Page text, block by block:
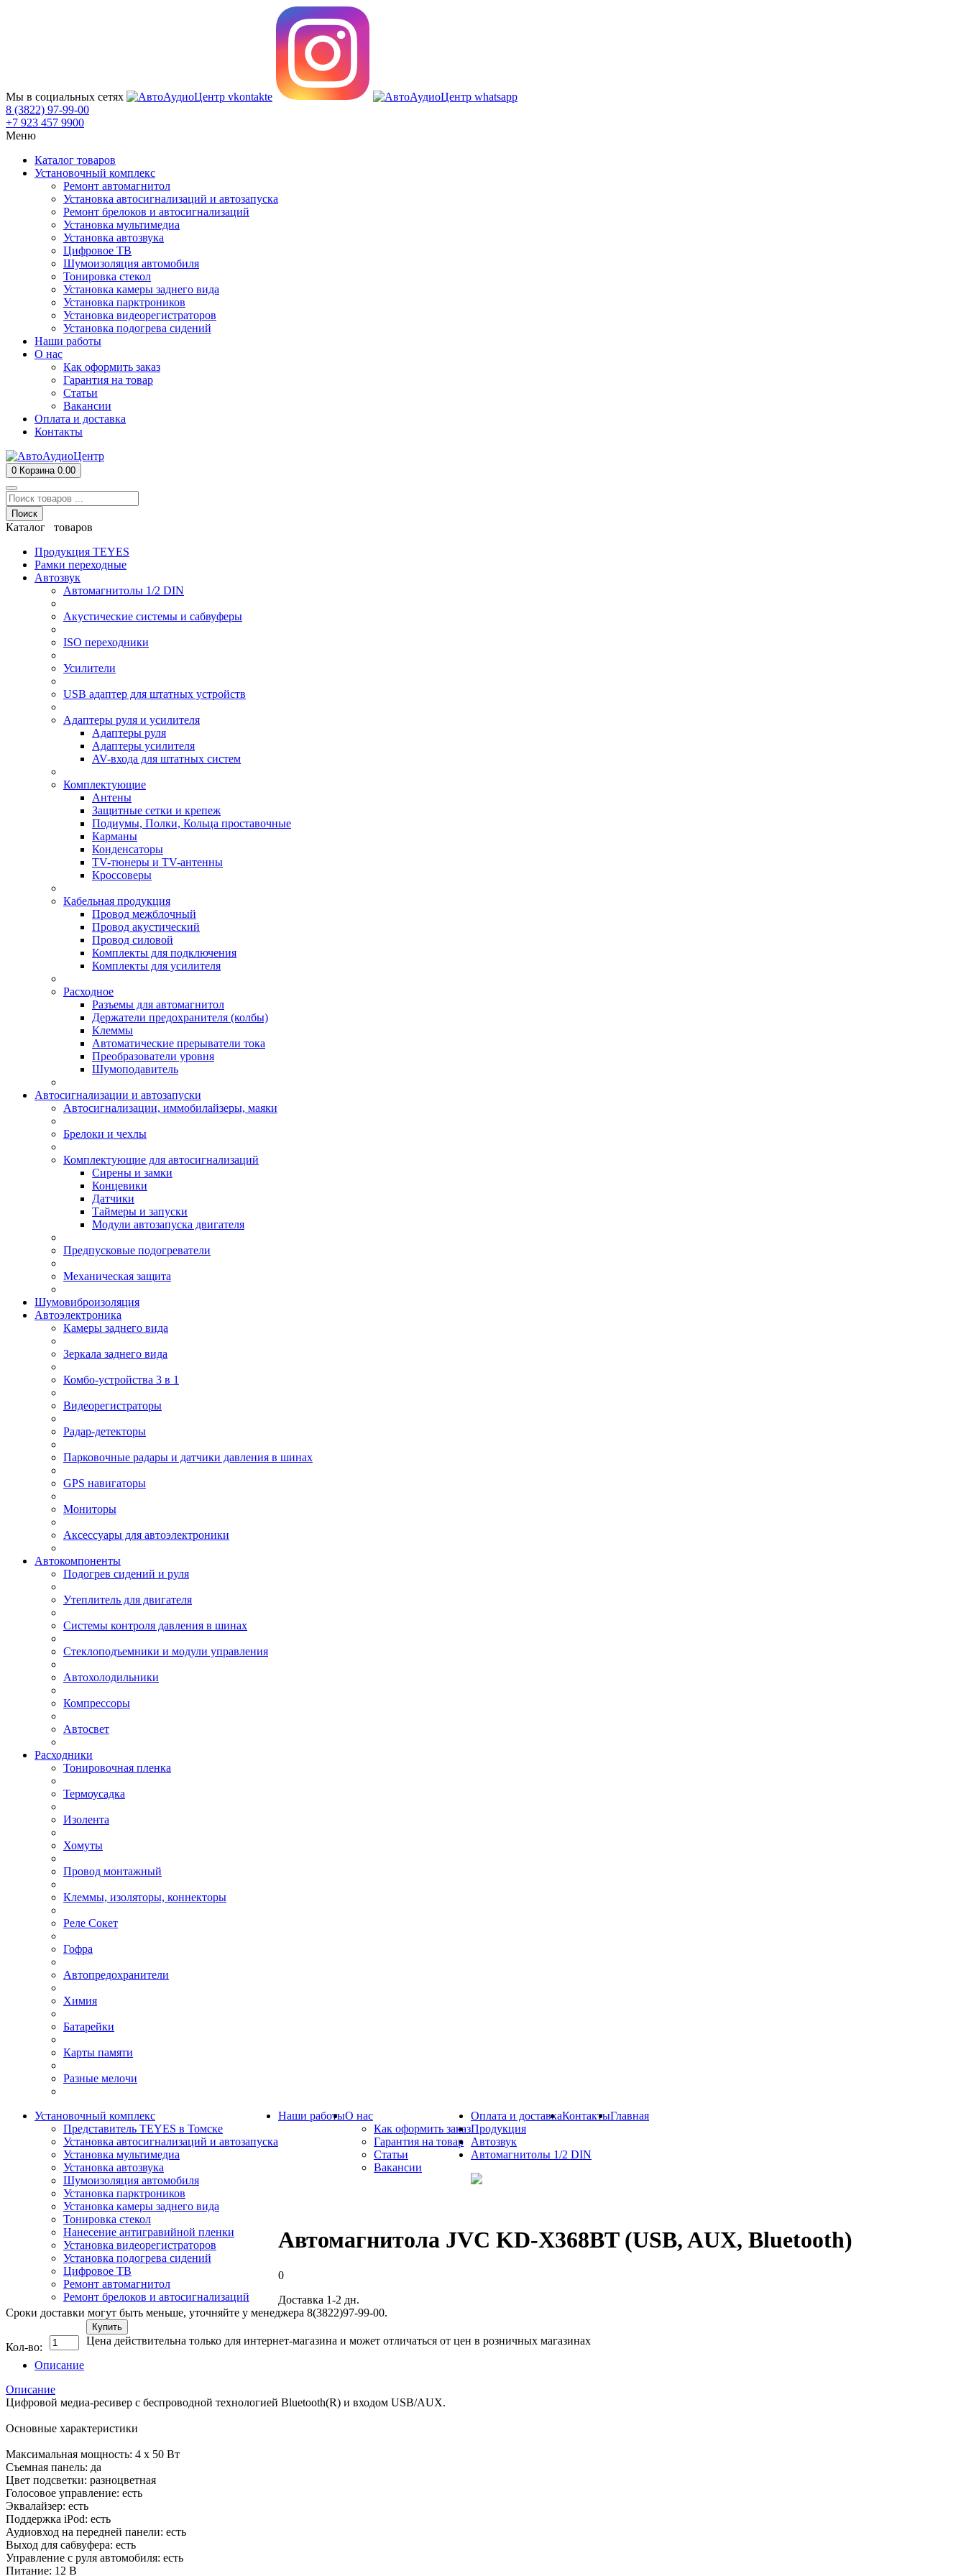
Мы в социальных сетях
8 (3822) 97-99-00
+7 923 457 9900
Меню
Каталог товаров
Установочный комплекс
Ремонт автомагнитол
Установка автосигнализаций и автозапуска
Ремонт брелоков и автосигнализаций
Установка мультимедиа
Установка автозвука
Цифровое ТВ
Шумоизоляция автомобиля
Тонировка стекол
Установка камеры заднего вида
Установка парктроников
Установка видеорегистраторов
Установка подогрева сидений
Наши работы
О нас
Как оформить заказ
Гарантия на товар
Статьи
Вакансии
Оплата и доставка
Контакты
0 Корзина 0.00
Поиск
Каталог товаров
Продукция TEYES
Рамки переходные
Автозвук
Автомагнитолы 1/2 DIN
Акустические системы и сабвуферы
ISO переходники
Усилители
USB адаптер для штатных устройств
Адаптеры руля и усилителя
Адаптеры руля
Адаптеры усилителя
AV-входа для штатных систем
Комплектующие
Антены
Защитные сетки и крепеж
Подиумы, Полки, Кольца проставочные
Карманы
Конденсаторы
TV-тюнеры и TV-антенны
Кроссоверы
Кабельная продукция
Провод межблочный
Провод акустический
Провод силовой
Комплекты для подключения
Комплекты для усилителя
Расходное
Разъемы для автомагнитол
Держатели предохранителя (колбы)
Клеммы
Автоматические прерыватели тока
Преобразователи уровня
Шумоподавитель
Автосигнализации и автозапуски
Автосигнализации, иммобилайзеры, маяки
Брелоки и чехлы
Комплектующие для автосигнализаций
Сирены и замки
Концевики
Датчики
Таймеры и запуски
Модули автозапуска двигателя
Предпусковые подогреватели
Механическая защита
Шумовиброизоляция
Автоэлектроника
Камеры заднего вида
Зеркала заднего вида
Комбо-устройства 3 в 1
Видеорегистраторы
Радар-детекторы
Парковочные радары и датчики давления в шинах
GPS навигаторы
Мониторы
Аксессуары для автоэлектроники
Автокомпоненты
Подогрев сидений и руля
Утеплитель для двигателя
Системы контроля давления в шинах
Стеклоподъемники и модули управления
Автохолодильники
Компрессоры
Автосвет
Расходники
Тонировочная пленка
Термоусадка
Изолента
Хомуты
Провод монтажный
Клеммы, изоляторы, коннекторы
Реле Сокет
Гофра
Автопредохранители
Химия
Батарейки
Карты памяти
Разные мелочи
Установочный комплекс
Представитель TEYES в Томске
Установка автосигнализаций и автозапуска
Установка мультимедиа
Установка автозвука
Шумоизоляция автомобиля
Установка парктроников
Установка камеры заднего вида
Тонировка стекол
Нанесение антигравийной пленки
Установка видеорегистраторов
Установка подогрева сидений
Цифровое ТВ
Ремонт автомагнитол
Ремонт брелоков и автосигнализаций
Наши работыО нас
Как оформить заказ
Гарантия на товар
Статьи
Вакансии
Оплата и доставкаКонтактыГлавная
Продукция
Автозвук
Автомагнитолы 1/2 DIN
Автомагнитола JVC KD-X368BT (USB, AUX, Bluetooth)
0
Доставка 1-2 дн.
Сроки доставки могут быть меньше, уточняйте у менеджера 8(3822)97-99-00.
Кол-во:
Купить
Цена действительна только для интернет-магазина и может отличаться от цен в розничных магазинах
Описание
Описание
Цифровой медиа-ресивер с беспроводной технологией Bluetooth(R) и входом USB/AUX.
Основные характеристики
Максимальная мощность: 4 х 50 Вт
Съемная панель: да
Цвет подсветки: разноцветная
Голосовое управление: есть
Эквалайзер: есть
Поддержка iPod: есть
Аудиовход на передней панели: есть
Выход для сабвуфера: есть
Управление с руля автомобиля: есть
Питание: 12 В